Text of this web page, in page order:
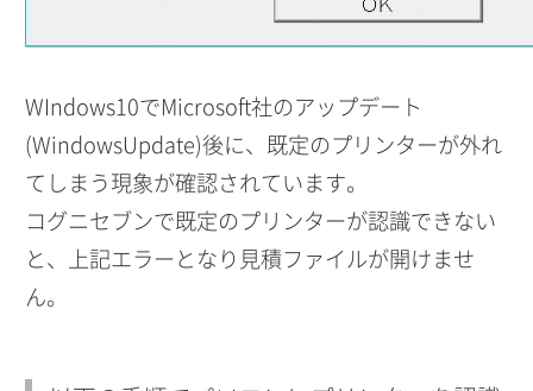
WIndows10でMicrosoft社のアップデート
(WindowsUpdate)後に、既定のプリンターが外れ
てしまう現象が確認されています。
コグニセブンで既定のプリンターが認識できない
と、上記エラーとなり見積ファイルが開けませ
ん。